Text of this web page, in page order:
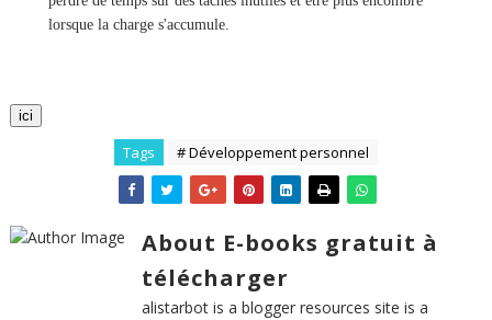
lorsque la charge s'accumule.
ici
Tags # Développement personnel
About E-books gratuit à
télécharger
alistarbot is a blogger resources site is a